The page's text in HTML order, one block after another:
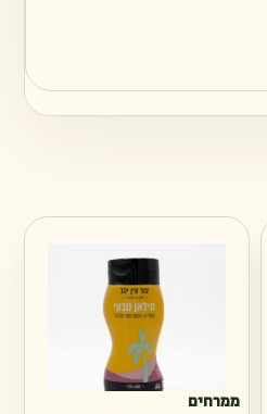
ממרחים